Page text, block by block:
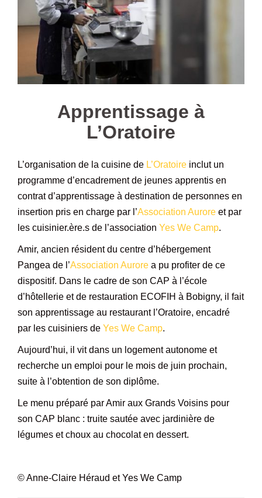
Apprentissage à
L’Oratoire
L’organisation de la cuisine de L’Oratoire inclut un
programme d’encadrement de jeunes apprentis en
contrat d’apprentissage à destination de personnes en
insertion pris en charge par l’Association Aurore et par
les cuisinier.ère.s de l’association Yes We Camp.
Amir, ancien résident du centre d’hébergement
Pangea de l’Association Aurore a pu profiter de ce
dispositif. Dans le cadre de son CAP à l’école
d’hôtellerie et de restauration ECOFIH à Bobigny, il fait
son apprentissage au restaurant l’Oratoire, encadré
par les cuisiniers de Yes We Camp.
Aujourd’hui, il vit dans un logement autonome et
recherche un emploi pour le mois de juin prochain,
suite à l’obtention de son diplôme.
Le menu préparé par Amir aux Grands Voisins pour
son CAP blanc : truite sautée avec jardinière de
légumes et choux au chocolat en dessert.
© Anne-Claire Héraud et Yes We Camp